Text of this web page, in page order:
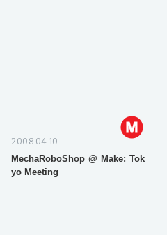
2008.04.10
MechaRoboShop @ Make: Tok
yo Meeting